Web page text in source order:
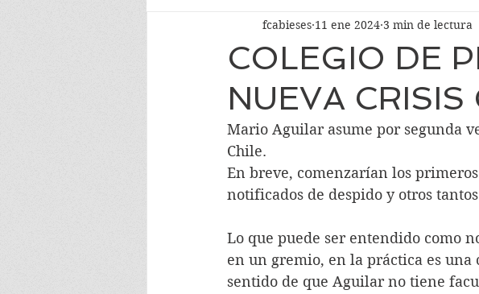
COLEGIO DE
NUEVA CRISIS
fcabieses 11 ene 2024 3 min de lectura
Mario Aguilar asume por segunda
Chile.
En breve, comenzarían los
notificados de despido y otros
Lo que puede ser entendido como
en un gremio, en la práctica es
sentido de que Aguilar no tiene